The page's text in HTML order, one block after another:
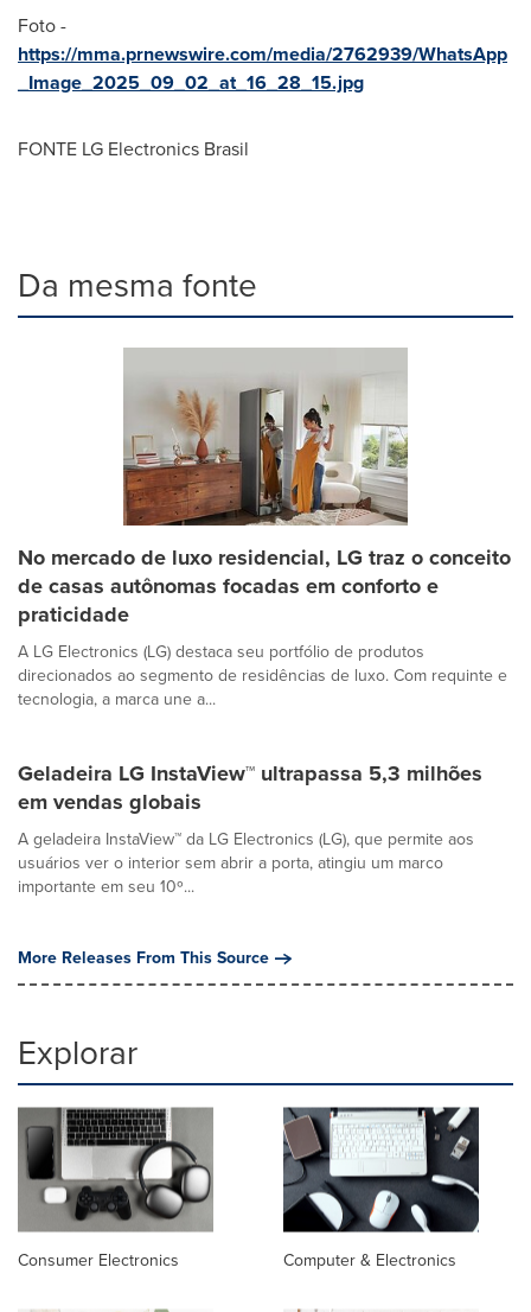
Foto -
https://mma.prnewswire.com/media/2762939/WhatsApp
_Image_2025_09_02_at_16_28_15.jpg
FONTE LG Electronics Brasil
Da mesma fonte
No mercado de luxo residencial, LG traz o conceito
de casas autônomas focadas em conforto e
praticidade
A LG Electronics (LG) destaca seu portfólio de produtos
direcionados ao segmento de residências de luxo. Com requinte e
tecnologia, a marca une a...
Geladeira LG InstaView™ ultrapassa 5,3 milhões
em vendas globais
A geladeira InstaView™ da LG Electronics (LG), que permite aos
usuários ver o interior sem abrir a porta, atingiu um marco
importante em seu 10º...
More Releases From This Source
Explorar
Consumer Electronics Computer & Electronics